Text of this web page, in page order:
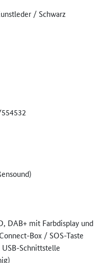
/ Schwarz
DAB+ mit Farbdisplay und
Box / SOS-Taste
Schnittstelle